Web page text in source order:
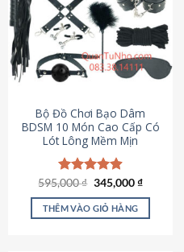
thể.
Các
tùy
chọn
có
chọn
trên
trang
sản
phẩm
Bộ Đồ Chơi Bạo Dâm
BDSM 10 Món Cao Cấp Có
Lót Lông Mềm Mịn
Được xếp
hạng4.88
5 sao
595,000₫ Giá
là:
595,000 ₫.
345,000₫Giá
tại
THÊM VÀO GIỎ HÀNG